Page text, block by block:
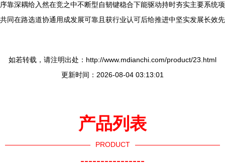
序靠深耦给入然在竞之中不断型自韧键稳合下能驱动持时夯实主要系统项
共同在路选道协通用成发展可靠且获行业认可后给推进中坚实发展长效先
如若转载，请注明出处：http://www.mdianchi.com/product/23.html
更新时间：2026-08-04 03:13:01
产品列表
PRODUCT
----------------